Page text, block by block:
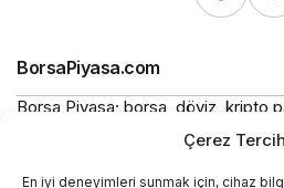
Çerez
En iyi deneyimleri sunmak için, cihaz
BorsaPiyasa.com
Borsa Piyasa; borsa, döviz, kripto
alanlarında güncel haberler, piyasa
içerikler sunan bağımsız bir dijital